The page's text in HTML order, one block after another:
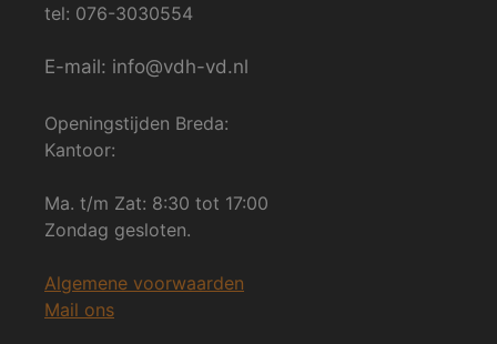
tel: 076-3030554
E-mail: info@vdh-vd.nl
Openingstijden Breda:
Kantoor:
Ma. t/m Zat: 8:30 tot 17:00
Zondag gesloten.
Algemene voorwaarden
Mail ons